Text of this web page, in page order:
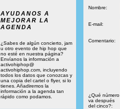
AYUDANOS A
MEJORAR LA
AGENDA
¿Sabes de algún concierto, jam
u otro evento de hip hop que
no esté en nuestra página?
Envíanos la información a
activohiphop@
activohiphop.com, incluyendo
todos los datos que conozcas y
una copia del cartel o flyer, si lo
tienes. Añadiremos la
información a la agenda tan
rápido como podamos.
Nombre:
E-mail:
Comentario:
¿Qué número
va después
del cinco?: